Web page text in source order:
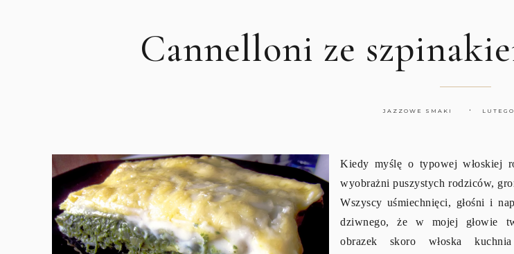
Cannelloni ze
JAZZOWE SMAKI
Kiedy myślę o typowej włoskiej
wyobrażni puszystych rodziców,
Wszyscy uśmiechnięci, głośni i
dziwnego, że w mojej głowie
obrazek skoro włoska